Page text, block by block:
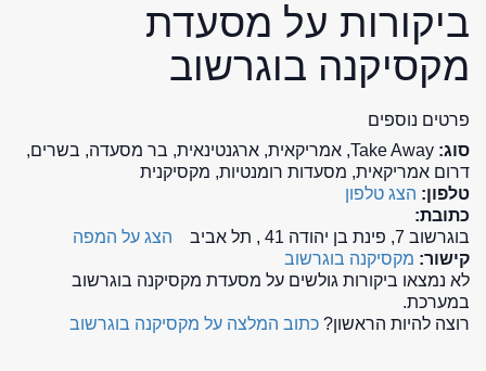
ביקורות על מסעדת
מקסיקנה בוגרשוב
פרטים נוספים
סוג:
Take Away, אמריקאית, ארגנטינאית, בר מסעדה, בשרים,
דרום אמריקאית, מסעדות רומנטיות, מקסיקנית
טלפון: הצג טלפון
כתובת:
בוגרשוב 7, פינת בן יהודה 41 , תל אביב
הצג על המפה
קישור: מקסיקנה בוגרשוב
לא נמצאו ביקורות גולשים על מסעדת מקסיקנה בוגרשוב
במערכת.
רוצה להיות הראשון? כתוב המלצה על מקסיקנה בוגרשוב